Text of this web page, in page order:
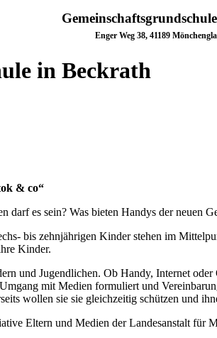
Enger Weg 38, 41189
in Beckrath
& co“
es sein? Was bieten Handys der neuen
bis zehnjährigen Kinder stehen im
Kinder.
und Jugendlichen. Ob Handy, Internet
mit Medien formuliert und
wollen sie sie gleichzeitig schützen und
Eltern und Medien der Landesanstalt für